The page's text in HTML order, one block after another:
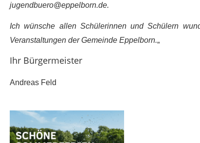
jugendbuero@eppelborn.de.
Ich wünsche allen Schülerinnen und Schülern
Veranstaltungen der Gemeinde Eppelborn.„
Ihr Bürgermeister
Andreas Feld